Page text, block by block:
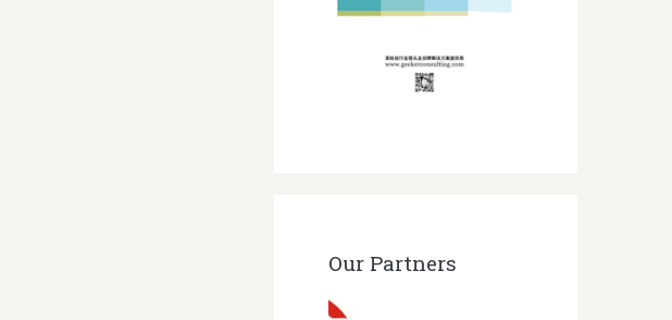
Our Partners